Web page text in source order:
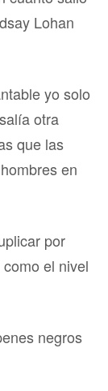
Lohan
yo solo
otra
que las
en
por
el nivel
negros